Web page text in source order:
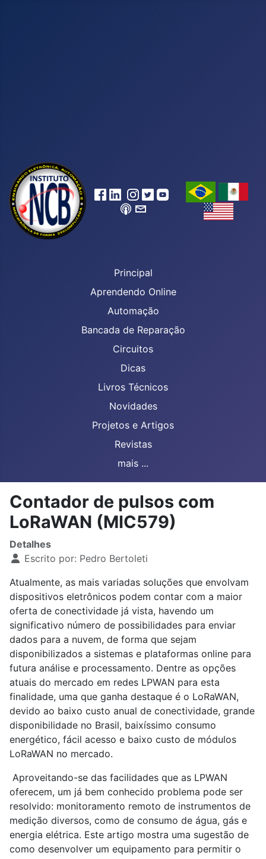
Principal
Aprendendo Online
Automação
Bancada de Reparação
Circuitos
Dicas
Livros Técnicos
Novidades
Projetos e Artigos
Revistas
mais ...
Contador de pulsos com
LoRaWAN (MIC579)
Detalhes
Escrito por: Pedro Bertoleti
Atualmente, as mais variadas soluções que envolvam
dispositivos eletrônicos podem contar com a maior
oferta de conectividade já vista, havendo um
significativo número de possibilidades para enviar
dados para a nuvem, de forma que sejam
disponibilizados a sistemas e plataformas online para
futura análise e processamento. Dentre as opções
atuais do mercado em redes LPWAN para esta
finalidade, uma que ganha destaque é o LoRaWAN,
devido ao baixo custo anual de conectividade, grande
disponibilidade no Brasil, baixíssimo consumo
energético, fácil acesso e baixo custo de módulos
LoRaWAN no mercado.
Aproveitando-se das facilidades que as LPWAN
oferecem, um já bem conhecido problema pode ser
resolvido: monitoramento remoto de instrumentos de
medição diversos, como de consumo de água, gás e
energia elétrica. Este artigo mostra uma sugestão de
como desenvolver um equipamento para permitir o